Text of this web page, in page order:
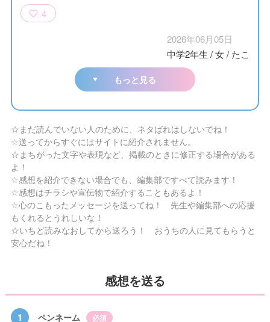
4
2026年06月05日
中学2年生 /女/ たこ
もっと見る
☆まだ読んでいない人のために、ネタばれはしないでね！
☆送ってからすぐにはサイトに紹介されません。
☆まちがった文字や表現など、掲載のときに修正する場合がある
よ！
☆感想を紹介できない場合でも、編集部ですべて読みます！
☆感想はチラシや宣伝物で紹介することもあるよ！
☆心のこもったメッセージを送ってね！ 先生や編集部への応援
もくれるとうれしいな！
☆いちど読みなおしてから送ろう！ おうちの人に見てもらうと
安心だね！
感想を送る
1 ペンネーム 必須